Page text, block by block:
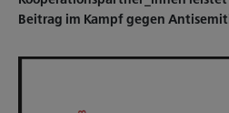
Beitrag im Kampf gegen